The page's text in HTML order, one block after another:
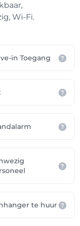
Wi-Fi.
in Toegang
te huur